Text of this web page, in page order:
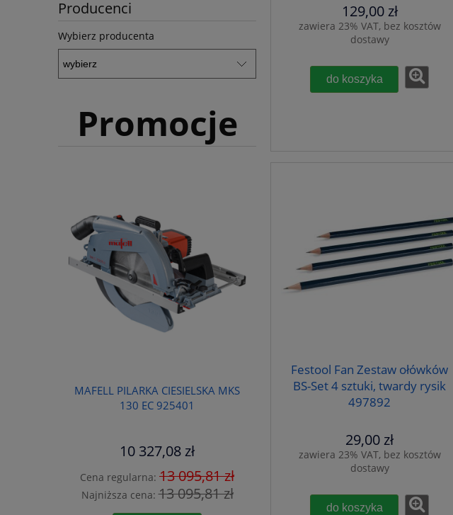
Producenci
Wybierz producenta
Promocje
MAFELL PILARKA CIESIELSKA MKS
130 EC 925401
10 327,08 zł
Cena regularna: 13 095,81 zł
Najniższa cena:13 095,81 zł
129,00 zł
zawiera 23% VAT, bez kosztów
dostawy
do koszyka
Festool Fan Zestaw ołówków
BS-Set 4 sztuki, twardy rysik
497892
29,00 zł
zawiera 23% VAT, bez kosztów
dostawy
do koszyka